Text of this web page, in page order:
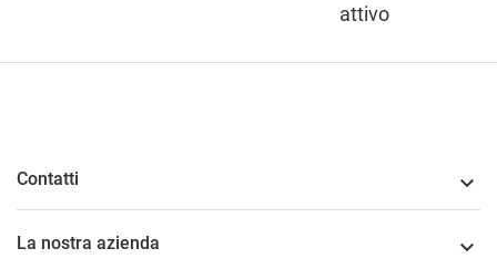
attivo
Contatti 
La nostra azienda 